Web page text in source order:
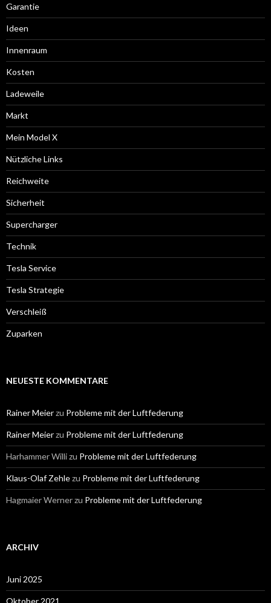
Garantie
Ideen
Innenraum
Kosten
Ladeweile
Markt
Mein Model X
Nützliche Links
Reichweite
Sicherheit
Supercharger
Technik
Tesla Service
Tesla Strategie
Verschleiß
Zuparken
NEUESTE KOMMENTARE
Rainer Meierzu Probleme mit der Luftfederung
Rainer Meierzu Probleme mit der Luftfederung
Harhammer Willizu Probleme mit der Luftfederung
Klaus-Olaf Zehlezu Probleme mit der Luftfederung
Hagmaier Wernerzu Probleme mit der Luftfederung
ARCHIV
Juni 2025
Oktober 2021